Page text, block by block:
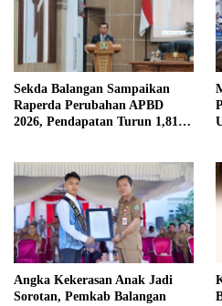
Sekda Balangan Sampaikan
Raperda Perubahan APBD
2026, Pendapatan Turun 1,81
Angka Kekerasan Anak Jadi
Sorotan, Pemkab Balangan